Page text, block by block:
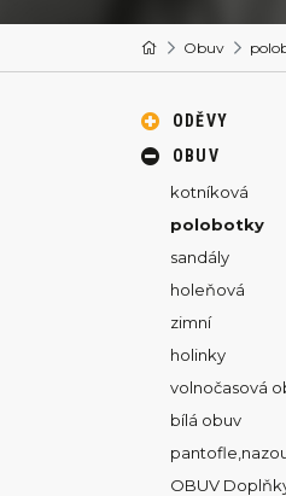
Obuv
ODĚVY
OBUV
kotníková
polobotky
sandály
holeňová
zimní
holinky
volnočasová
bílá obuv
OBUV